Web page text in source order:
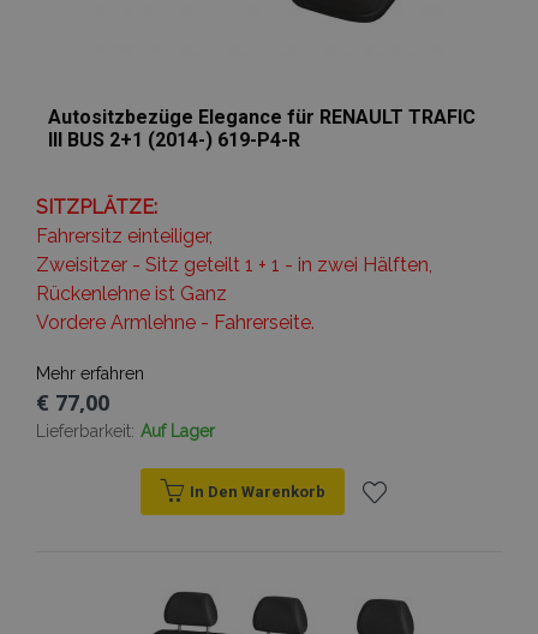
Autositzbezüge Elegance für RENAULT TRAFIC
III BUS 2+1 (2014-) 619-P4-R
SITZPLÄTZE:
Fahrersitz einteiliger,
Zweisitzer - Sitz geteilt 1 + 1 - in zwei Hälften,
Rückenlehne ist Ganz
Vordere Armlehne - Fahrerseite.
Mehr erfahren
€ 77,00
Lieferbarkeit: Auf Lager
In Den Warenkorb